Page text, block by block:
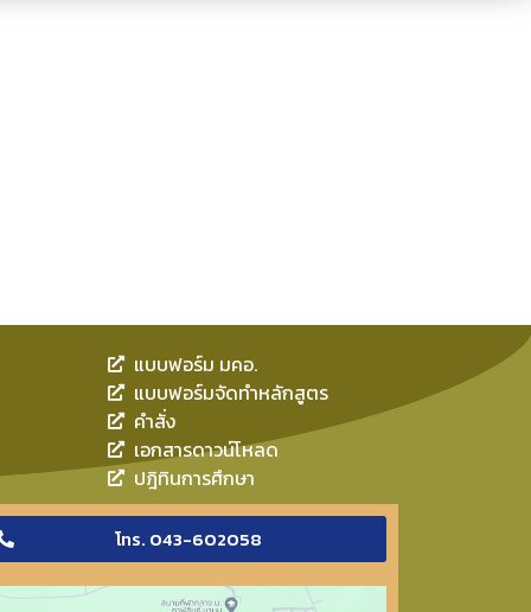
แบบฟอร์ม มคอ.
แบบฟอร์มจัดทำหลักสูตร
คำสั่ง
เอกสารดาวน์โหลด
ปฎิทินการศึกษา
โทร. 043-602058